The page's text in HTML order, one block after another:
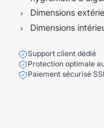
Dimensions
Dimensions
Support client dédié
Protection optimale
Paiement sécurisé